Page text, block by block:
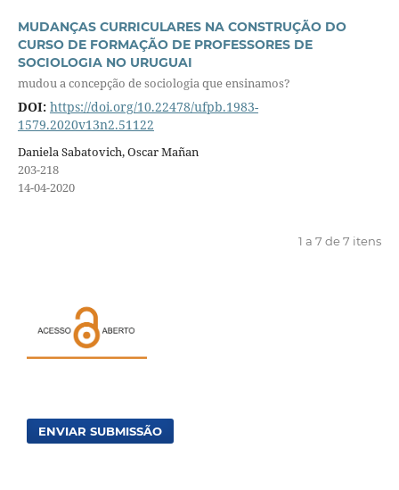
MUDANÇAS CURRICULARES NA CONSTRUÇÃO DO
CURSO DE FORMAÇÃO DE PROFESSORES DE
SOCIOLOGIA NO URUGUAI
mudou a concepção de sociologia que ensinamos?
DOI: https://doi.org/10.22478/ufpb.1983-
1579.2020v13n2.51122
Daniela Sabatovich, Oscar Mañan
203-218
14-04-2020
1 a 7 de 7 itens
ENVIAR SUBMISSÃO